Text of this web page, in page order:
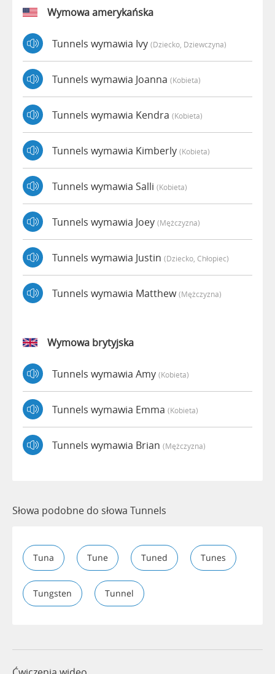
Wymowa amerykańska
Tunnels wymawia Ivy (dziecko, Dziewczyna)
Tunnels wymawia Joanna (kobieta)
Tunnels wymawia Kendra (kobieta)
Tunnels wymawia Kimberly (kobieta)
Tunnels wymawia Salli (kobieta)
Tunnels wymawia Joey (mężczyzna)
Tunnels wymawia Justin (dziecko, Chłopiec)
Tunnels wymawia Matthew(mężczyzna)
Wymowa brytyjska
Tunnels wymawia Amy (kobieta)
Tunnels wymawia Emma (kobieta)
Tunnels wymawia Brian (mężczyzna)
Słowa podobne do słowa Tunnels
Tuna Tune Tuned Tunes
Tungsten Tunnel